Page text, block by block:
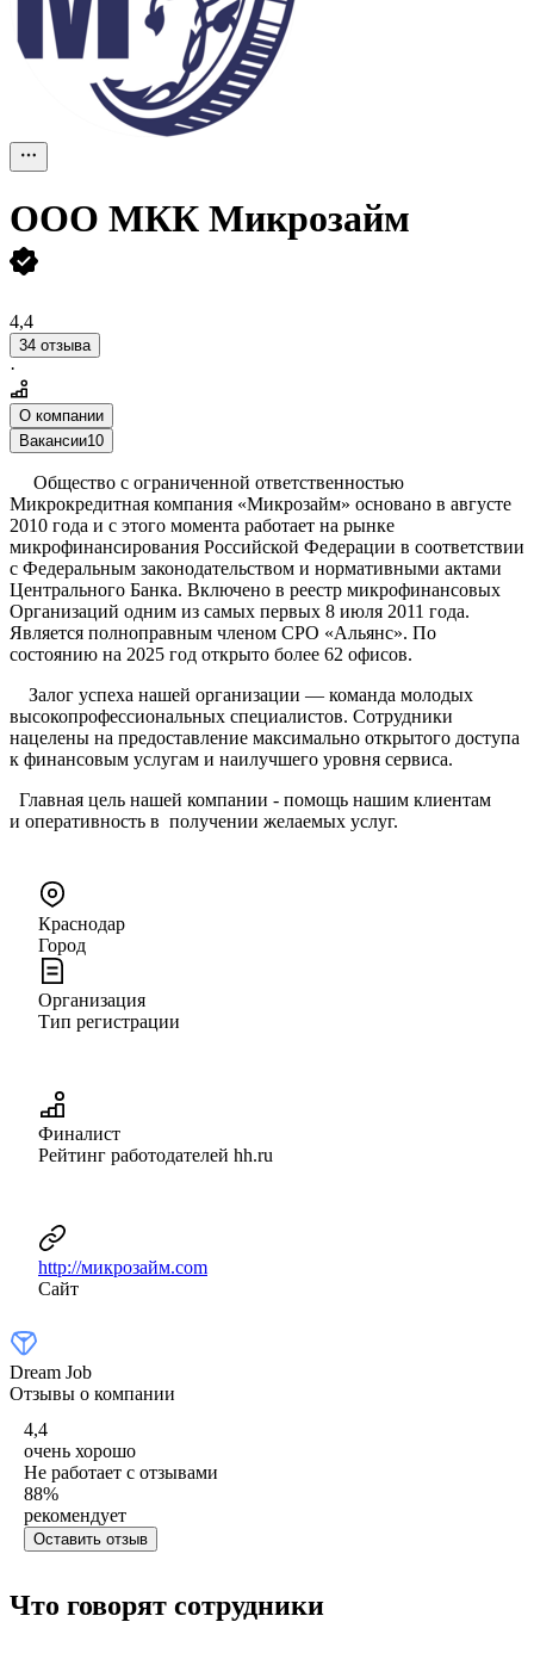
ООО МКК Микрозайм
4,4
34 отзыва
·
О компании
Вакансии10
Общество с ограниченной ответственностью
Микрокредитная компания «Микрозайм» основано в августе
2010 года и с этого момента работает на рынке
микрофинансирования Российской Федерации в соответствии
с Федеральным законодательством и нормативными актами
Центрального Банка. Включено в реестр микрофинансовых
Организаций одним из самых первых 8 июля 2011 года.
Является полноправным членом СРО «Альянс». По
состоянию на 2025 год открыто более 62 офисов.
Залог успеха нашей организации — команда молодых
высокопрофессиональных специалистов. Сотрудники
нацелены на предоставление максимально открытого доступа
к финансовым услугам и наилучшего уровня сервиса.
Главная цель нашей компании - помощь нашим клиентам
и оперативность в получении желаемых услуг.
Краснодар
Город
Организация
Тип регистрации
Финалист
Рейтинг работодателей hh.ru
http://микрозайм.com
Сайт
Dream Job
Отзывы о компании
4,4
очень хорошо
Не работает с отзывами
88%
рекомендует
Оставить отзыв
Что говорят сотрудники